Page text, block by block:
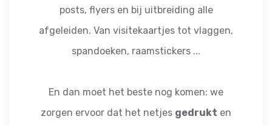
posts, flyers en bij uitbreiding alle
afgeleiden. Van visitekaartjes tot vlaggen,
spandoeken, raamstickers ...
En dan moet het beste nog komen: we
zorgen ervoor dat het netjes gedrukt en